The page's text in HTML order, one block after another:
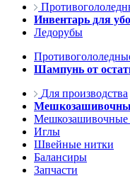
Инвентарь для
Ледорубы
Шампунь от
Для производства
Иглы
Швейные нитки
Балансиры
Запчасти